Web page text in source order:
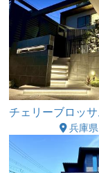
兵庫県